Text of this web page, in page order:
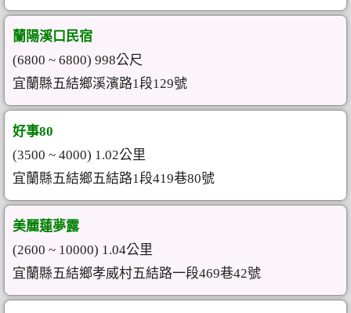
蘭陽溪口民宿
(6800 ~ 6800) 998公尺
宜蘭縣五結鄉溪濱路1段129號
好事80
(3500 ~ 4000) 1.02公里
宜蘭縣五結鄉五結路1段419巷80號
美麗蓮夢露
(2600 ~ 10000) 1.04公里
宜蘭縣五結鄉孝威村五結路一段469巷42號